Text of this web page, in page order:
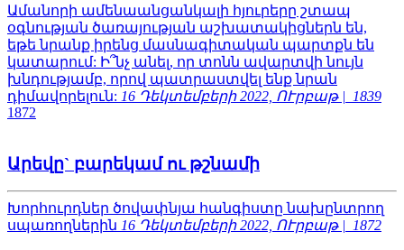
Ամանորի ամենաանցանկալի հյուրերը շտապ
օգնության ծառայության աշխատակիցներն են,
եթե նրանք իրենց մասնագիտական պարտքն են
կատարում: Ի՞նչ անել, որ տոնն ավարտվի նույն
խնդությամբ, որով պատրաստվել ենք նրան
դիմավորելուն: 16 Դեկտեմբերի 2022, ՈՒրբաթ |
1839
1872
Արեվը` բարեկամ ու թշնամի
Խորհուրդներ ծովափնյա հանգիստը նախընտրող
սպառողներին 16 Դեկտեմբերի 2022, ՈՒրբաթ | 1872